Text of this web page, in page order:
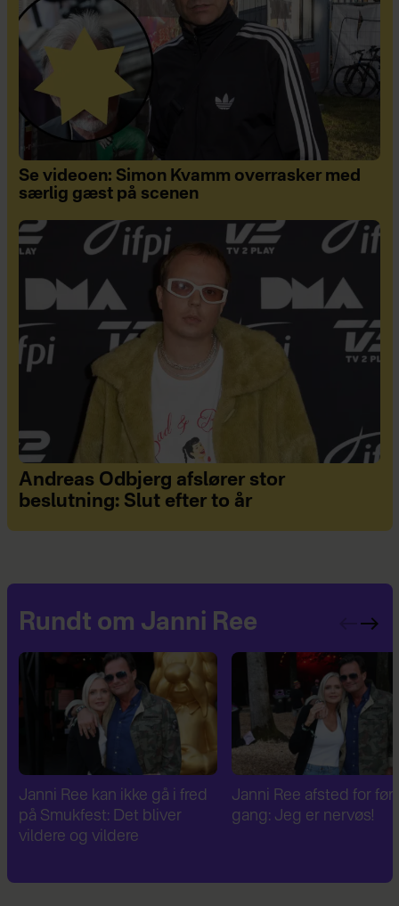
Se videoen: Simon Kvamm overrasker med
særlig gæst på scenen
Andreas Odbjerg afslører stor
beslutning: Slut efter to år
Rundt om Janni Ree
Janni Ree afsted for første
gang: Jeg er nervøs!
Janni Ree er fascineret
verdenskrig: Har